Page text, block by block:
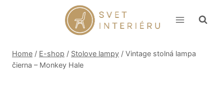
Home / E-shop / Stolove lampy / Vintage stolná lampa
čierna – Monkey Hale